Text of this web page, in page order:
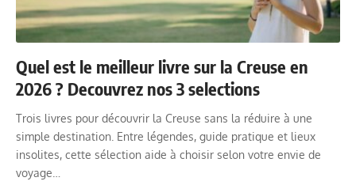
Quel est le meilleur livre sur la Creuse en
2026 ? Decouvrez nos 3 selections
Trois livres pour découvrir la Creuse sans la réduire à une
simple destination. Entre légendes, guide pratique et lieux
insolites, cette sélection aide à choisir selon votre envie de
voyage…